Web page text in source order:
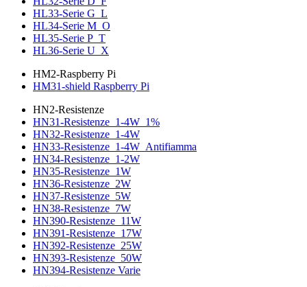
HL33-Serie G_L
HL34-Serie M_O
HL35-Serie P_T
HL36-Serie U_X
HM2-Raspberry Pi
HM31-shield Raspberry Pi
HN2-Resistenze
HN31-Resistenze_1-4W_1%
HN32-Resistenze_1-4W
HN33-Resistenze_1-4W_Antifiamma
HN34-Resistenze_1-2W
HN35-Resistenze_1W
HN36-Resistenze_2W
HN37-Resistenze_5W
HN38-Resistenze_7W
HN390-Resistenze_11W
HN391-Resistenze_17W
HN392-Resistenze_25W
HN393-Resistenze_50W
HN394-Resistenze Varie